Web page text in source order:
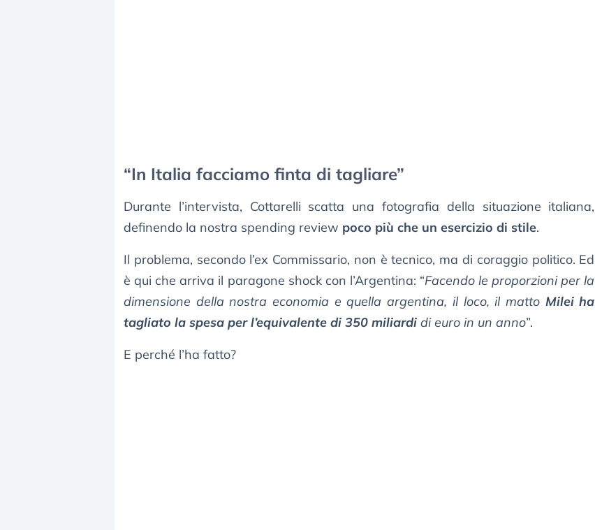
“In Italia facciamo finta di tagliare”
Durante l’intervista, Cottarelli scatta una fotografia della situazione italiana,
definendo la nostra spending review poco più che un esercizio di stile.
Il problema, secondo l’ex Commissario, non è tecnico, ma di coraggio politico. Ed
è qui che arriva il paragone shock con l’Argentina: “Facendo le proporzioni per la
dimensione della nostra economia e quella argentina, il loco, il matto Milei ha
tagliato la spesa per l’equivalente di 350 miliardi di euro in un anno”.
E perché l’ha fatto?